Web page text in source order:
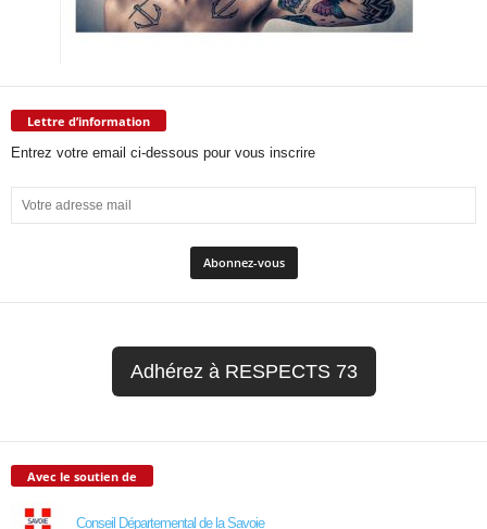
Lettre d’information
Entrez votre email ci-dessous pour vous inscrire
Adhérez à RESPECTS 73
Avec le soutien de
Conseil Départemental de la Savoie